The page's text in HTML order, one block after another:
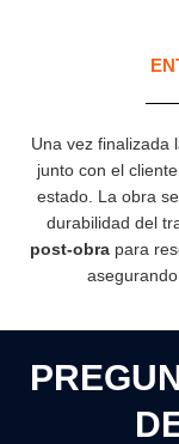
Una vez finalizada
junto con el
estado. La obra
durabilidad del
post-obra para